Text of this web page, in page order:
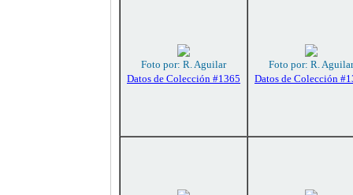
Foto por: R. Aguilar
Datos de Colección #1365
Foto por: R. Aguilar
Datos de Colección